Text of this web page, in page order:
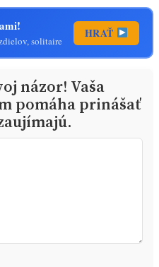
solitaire
HRAŤ
názor! Vaša
pomáha prinášať